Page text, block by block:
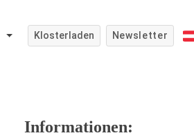
Klosterladen Newsletter
Informationen: